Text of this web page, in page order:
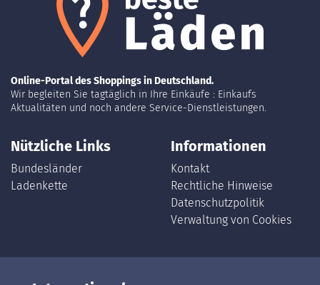
Online-Portal des Shoppings in Deutschland.
Wir begleiten Sie tagtäglich in Ihre Einkäufe : Einkaufs
Aktualitäten und noch andere Service-Dienstleistungen.
Nützliche Links
Bundesländer
Ladenkette
Informationen
Kontakt
Rechtliche Hinweise
Datenschutzpolitik
Verwaltung von Cookies